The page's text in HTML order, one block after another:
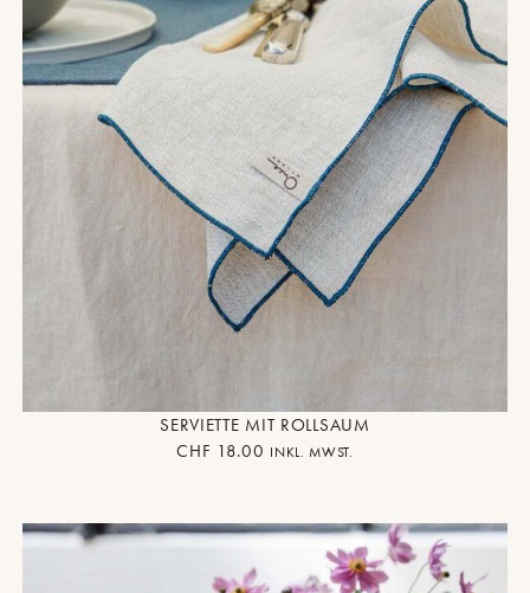
SERVIETTE MIT ROLLSAUM
CHF 18.00 INKL. MWST.